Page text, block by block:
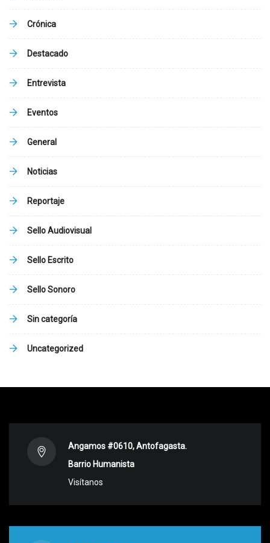
Crónica
Destacado
Entrevista
Eventos
General
Noticias
Reportaje
Sello Audiovisual
Sello Escrito
Sello Sonoro
Sin categoría
Uncategorized
Angamos #0610, Antofagasta.
Barrio Humanista
Visítanos